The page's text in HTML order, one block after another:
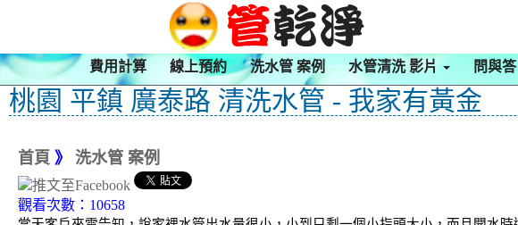
費用計算 線上預約 洗水管 案例 水管清洗 影片 問與答
桃園 平鎮 廣泰路 清洗水管 - 我家有黃金
首頁 》 洗水管 案例
觀看次數：10658